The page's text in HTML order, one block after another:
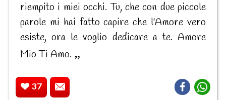
riempito i miei occhi. Tu, che con due piccole
parole mi hai fatto capire che l'Amore vero
esiste, ora le voglio dedicare a te. Amore
Mio Ti Amo.
37